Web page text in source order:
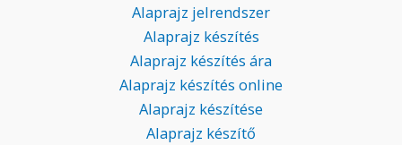
Alaprajz jelrendszer
Alaprajz készítés
Alaprajz készítés ára
Alaprajz készítés online
Alaprajz készítése
Alaprajz készítő